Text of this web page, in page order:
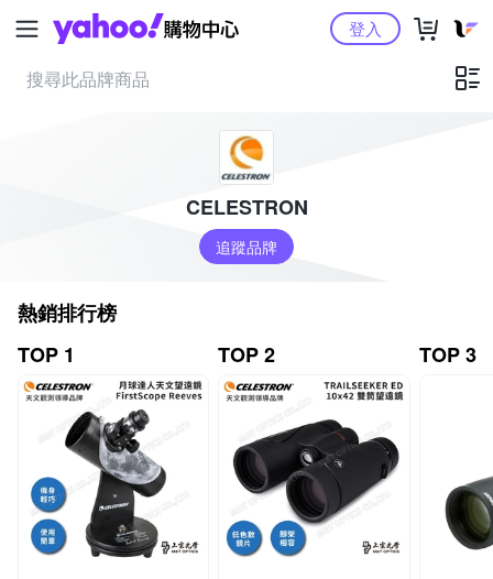
Yahoo購物中心登入
CELESTRON
追蹤品牌
熱銷排行榜
TOP 1
TOP 2 TOP 3